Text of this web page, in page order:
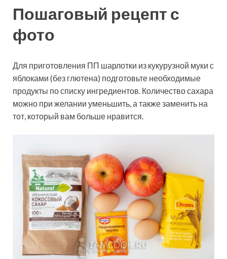
Пошаговый рецепт с
фото
Для приготовления ПП шарлотки из кукурузной муки с
яблоками (без глютена) подготовьте необходимые
продукты по списку ингредиентов. Количество сахара
можно при желании уменьшить, а также заменить на
тот, который вам больше нравится.